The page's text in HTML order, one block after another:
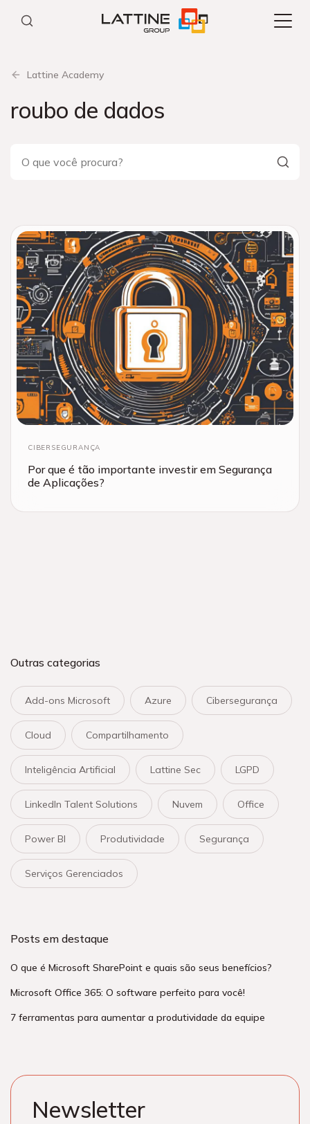
Lattine Academy
roubo de dados
CIBERSEGURANÇA
Por que é tão importante investir em Segurança
de Aplicações?
Outras categorias
Add-ons Microsoft Azure Cibersegurança
Cloud Compartilhamento
Inteligência Artificial Lattine Sec LGPD
LinkedIn Talent Solutions Nuvem Office
Power BI Produtividade Segurança
Serviços Gerenciados
Posts em destaque
O que é Microsoft SharePoint e quais são seus benefícios?
Microsoft Office 365: O software perfeito para você!
7 ferramentas para aumentar a produtividade da equipe
Newsletter